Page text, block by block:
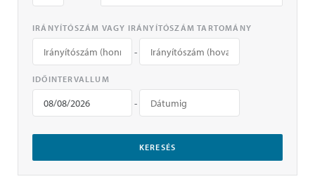
IRÁNYÍTÓSZÁM VAGY IRÁNYÍTÓSZÁM TARTOMÁNY
-
IDŐINTERVALLUM
-
KERESÉS